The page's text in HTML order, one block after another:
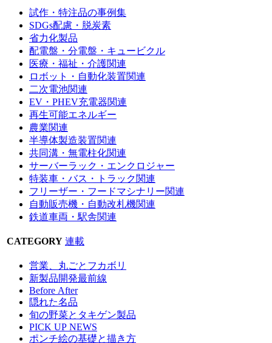
試作・特注品の事例集
SDGs配慮・脱炭素
省力化製品
配電盤・分電盤・キュービクル
医療・福祉・介護関連
ロボット・自動化装置関連
二次電池関連
EV・PHEV充電器関連
再生可能エネルギー
農業関連
半導体製造装置関連
共同溝・無電柱化関連
サーバーラック・エンクロジャー
特装車・バス・トラック関連
フリーザー・フードマシナリー関連
自動販売機・自動改札機関連
鉄道車両・駅舎関連
CATEGORY 連載
営業、丸ごとフカボリ
新製品開発最前線
Before After
隠れた名品
旬の野菜とタキゲン製品
PICK UP NEWS
ポンチ絵の基礎と描き方